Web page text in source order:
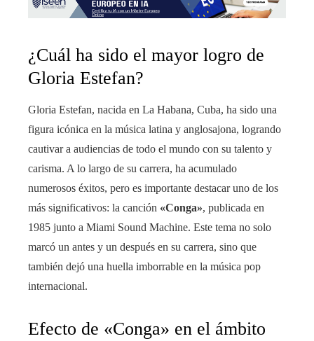
¿Cuál ha sido el mayor logro de
Gloria Estefan?
Gloria Estefan, nacida en La Habana, Cuba, ha sido una
figura icónica en la música latina y anglosajona, logrando
cautivar a audiencias de todo el mundo con su talento y
carisma. A lo largo de su carrera, ha acumulado
numerosos éxitos, pero es importante destacar uno de los
más significativos: la canción «Conga», publicada en
1985 junto a Miami Sound Machine. Este tema no solo
marcó un antes y un después en su carrera, sino que
también dejó una huella imborrable en la música pop
internacional.
Efecto de «Conga» en el ámbito